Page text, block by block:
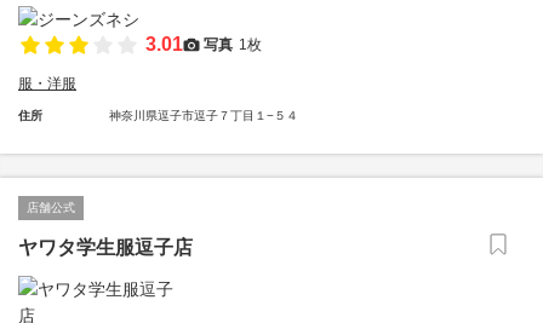
3.01 写真 1枚
服・洋服
住所 神奈川県逗子市逗子７丁目１−５４
店舗公式
ヤワタ学生服逗子店